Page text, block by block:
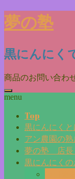
Skip
to
content
夢の塾
黒にんにく
商品のお問い合わ
menu
Top
黒にんにくと
アン農園の
夢の塾 店長
黒にんにく